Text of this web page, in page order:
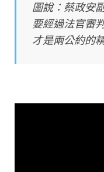
圖說：蔡政安
要經過法官審
才是兩公約的